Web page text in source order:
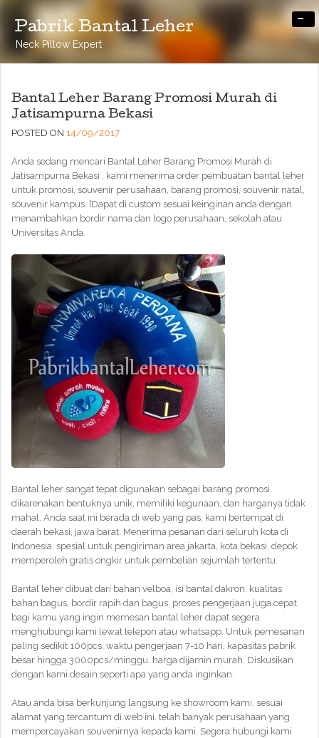
Pabrik Bantal Leher
Neck Pillow Expert
-
Bantal Leher Barang Promosi Murah di
Jatisampurna Bekasi
POSTED ON 14/09/2017
Anda sedang mencari Bantal Leher Barang Promosi Murah di
Jatisampurna Bekasi , kami menerima order pembuatan bantal leher
untuk promosi, souvenir perusahaan, barang promosi, souvenir natal,
souvenir kampus. [Dapat di custom sesuai keinginan anda dengan
menambahkan bordir nama dan logo perusahaan, sekolah atau
Universitas Anda.
Bantal leher sangat tepat digunakan sebagai barang promosi,
dikarenakan bentuknya unik, memiliki kegunaan, dan harganya tidak
mahal. Anda saat ini berada di web yang pas, kami bertempat di
daerah bekasi, jawa barat. Menerima pesanan dari seluruh kota di
Indonesia. spesial untuk pengiriman area jakarta, kota bekasi, depok
memperoleh gratis ongkir untuk pembelian sejumlah tertentu.
Bantal leher dibuat dari bahan velboa, isi bantal dakron. kualitas
bahan bagus, bordir rapih dan bagus. proses pengerjaan juga cepat.
bagi kamu yang ingin memesan bantal leher dapat segera
menghubungi kami lewat telepon atau whatsapp. Untuk pemesanan
paling sedikit 100pcs, waktu pengerjaan 7-10 hari, kapasitas pabrik
besar hingga 3000pcs/minggu. harga dijamin murah. Diskusikan
dengan kami desain seperti apa yang anda inginkan.
Atau anda bisa berkunjung langsung ke showroom kami, sesuai
alamat yang tercantum di web ini. telah banyak perusahaan yang
mempercayakan souvenirnya kepada kami. Segera hubungi kami